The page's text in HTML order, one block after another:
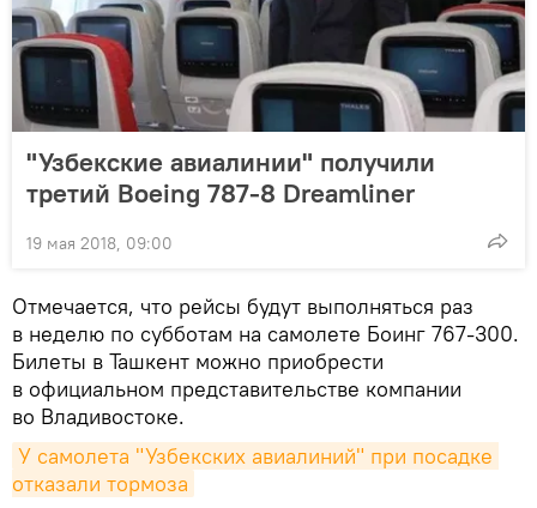
"Узбекские авиалинии" получили
третий Boeing 787-8 Dreamliner
19 мая 2018, 09:00
Отмечается, что рейсы будут выполняться раз
в неделю по субботам на самолете Боинг 767-300.
Билеты в Ташкент можно приобрести
в официальном представительстве компании
во Владивостоке.
У самолета "Узбекских авиалиний" при посадке
отказали тормоза